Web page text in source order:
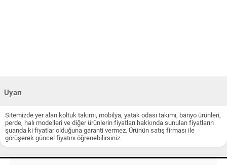
Uyarı
Sitemizde yer alan koltuk takımı, mobilya, yatak odası takımı, banyo ürünleri,
perde, halı modelleri ve diğer ürünlerin fiyatları hakkında sunulan fiyatların
şuanda ki fiyatlar olduğuna garanti vermez. Ürünün satış firması ile
görüşerek güncel fiyatını öğrenebilirsiniz.